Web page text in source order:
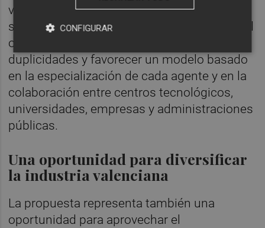
validación de materiales estructurales al
servicio de todo el ecosistema valenciano. El
objetivo es sumar capacidades, evitar
duplicidades y favorecer un modelo basado
en la especialización de cada agente y en la
colaboración entre centros tecnológicos,
universidades, empresas y administraciones
públicas.
Una oportunidad para diversificar
la industria valenciana
La propuesta representa también una
oportunidad para aprovechar el
CONFIGURAR